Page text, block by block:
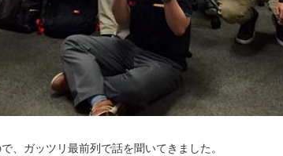
、ガッツリ最前列で話を聞いてきました。